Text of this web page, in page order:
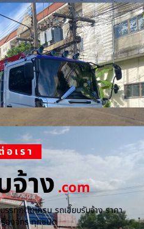
เรา
จ้าง.com
รรทุกติดเครน รถเฮี๊ยบรับจ้าง ราคา
องจักร ทุกชนิด